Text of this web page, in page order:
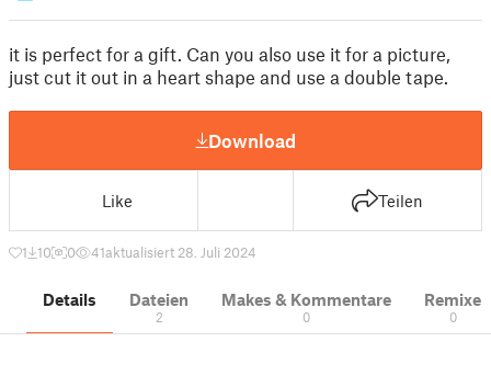
it is perfect for a gift. Can you also use it for a picture,
just cut it out in a heart shape and use a double tape.
Download
Like Teilen
1 10 0 41aktualisiert 28. Juli 2024
Details Dateien
2
Makes & Kommentare
0
Remixe
0